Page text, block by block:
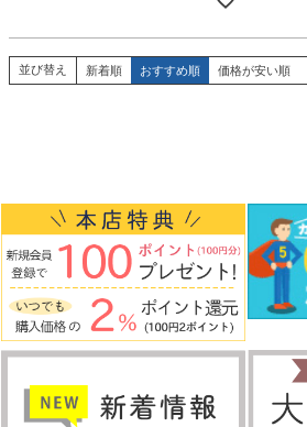
並び替え 新着順 おすすめ順 価格が安い順